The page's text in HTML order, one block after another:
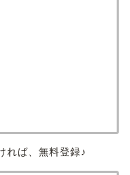
れば、無料登録♪